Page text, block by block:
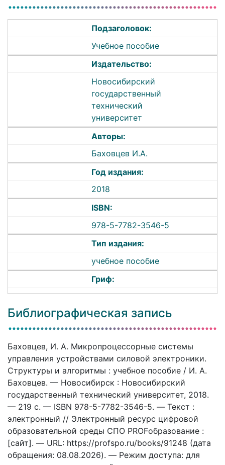
Подзаголовок:
Учебное пособие
Издательство:
Новосибирский
государственный
технический
университет
Авторы:
Баховцев И.А.
Год издания:
2018
ISBN:
978-5-7782-3546-5
Тип издания:
учебное пособие
Гриф:
Библиографическая запись
Баховцев, И. А. Микропроцессорные системы
управления устройствами силовой электроники.
Структуры и алгоритмы : учебное пособие / И. А.
Баховцев. — Новосибирск : Новосибирский
государственный технический университет, 2018.
— 219 c. — ISBN 978-5-7782-3546-5. — Текст :
электронный // Электронный ресурс цифровой
образовательной среды СПО PROFобразование :
[сайт]. — URL: https://profspo.ru/books/91248 (дата
обращения: 08.08.2026). — Режим доступа: для